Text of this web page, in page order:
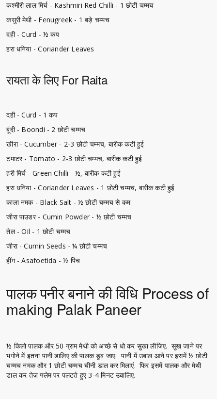
कश्मीरी लाल मिर्च - Kashmiri Red Chilli - 1 छोटी चम्मच
कसुरी मेथी - Fenugreek - 1 बड़े चम्मच
दही - Curd - ½ कप
हरा धनिया - Coriander Leaves
रायता के लिए For Raita
दही - Curd - 1 कप
बूंदी - Boondi - 2 छोटी चम्मच
खीरा - Cucumber - 2-3 छोटी चम्मच, बारीक कटी हुई
टमाटर - Tomato - 2-3 छोटी चम्मच, बारीक कटी हुई
हरी मिर्च - Green Chilli - ½, बारीक कटी हुई
हरा धनिया - Coriander Leaves - 1 छोटी चम्मच, बारीक कटी हुई
काला नमक - Black Salt - ½ छोटी चम्मच से कम
जीरा पाउडर - Cumin Powder - ½ छोटी चम्मच
तेल - Oil - 1 छोटी चम्मच
जीरा - Cumin Seeds - ¼ छोटी चम्मच
हींग - Asafoetida - ½ पिंच
पालक पनीर बनाने की विधि Process of
making Palak Paneer
½ किलो पालक और 50 ग्राम मेथी को अच्छे से धो कर सुखा लीजिए. सूख जाने पर
भगोने में इतना पानी डालिए की पालक डूब जाए. पानी में उबाल आने पर इसमें ½ छोटी
चम्मच नमक और 1 छोटी चम्मच चीनी डाल कर मिलाएं. फिर इसमें पालक और मेथी
डाल कर तेज़ फ्लेम पर पलटते हुए 3-4 मिनट उबालिए.